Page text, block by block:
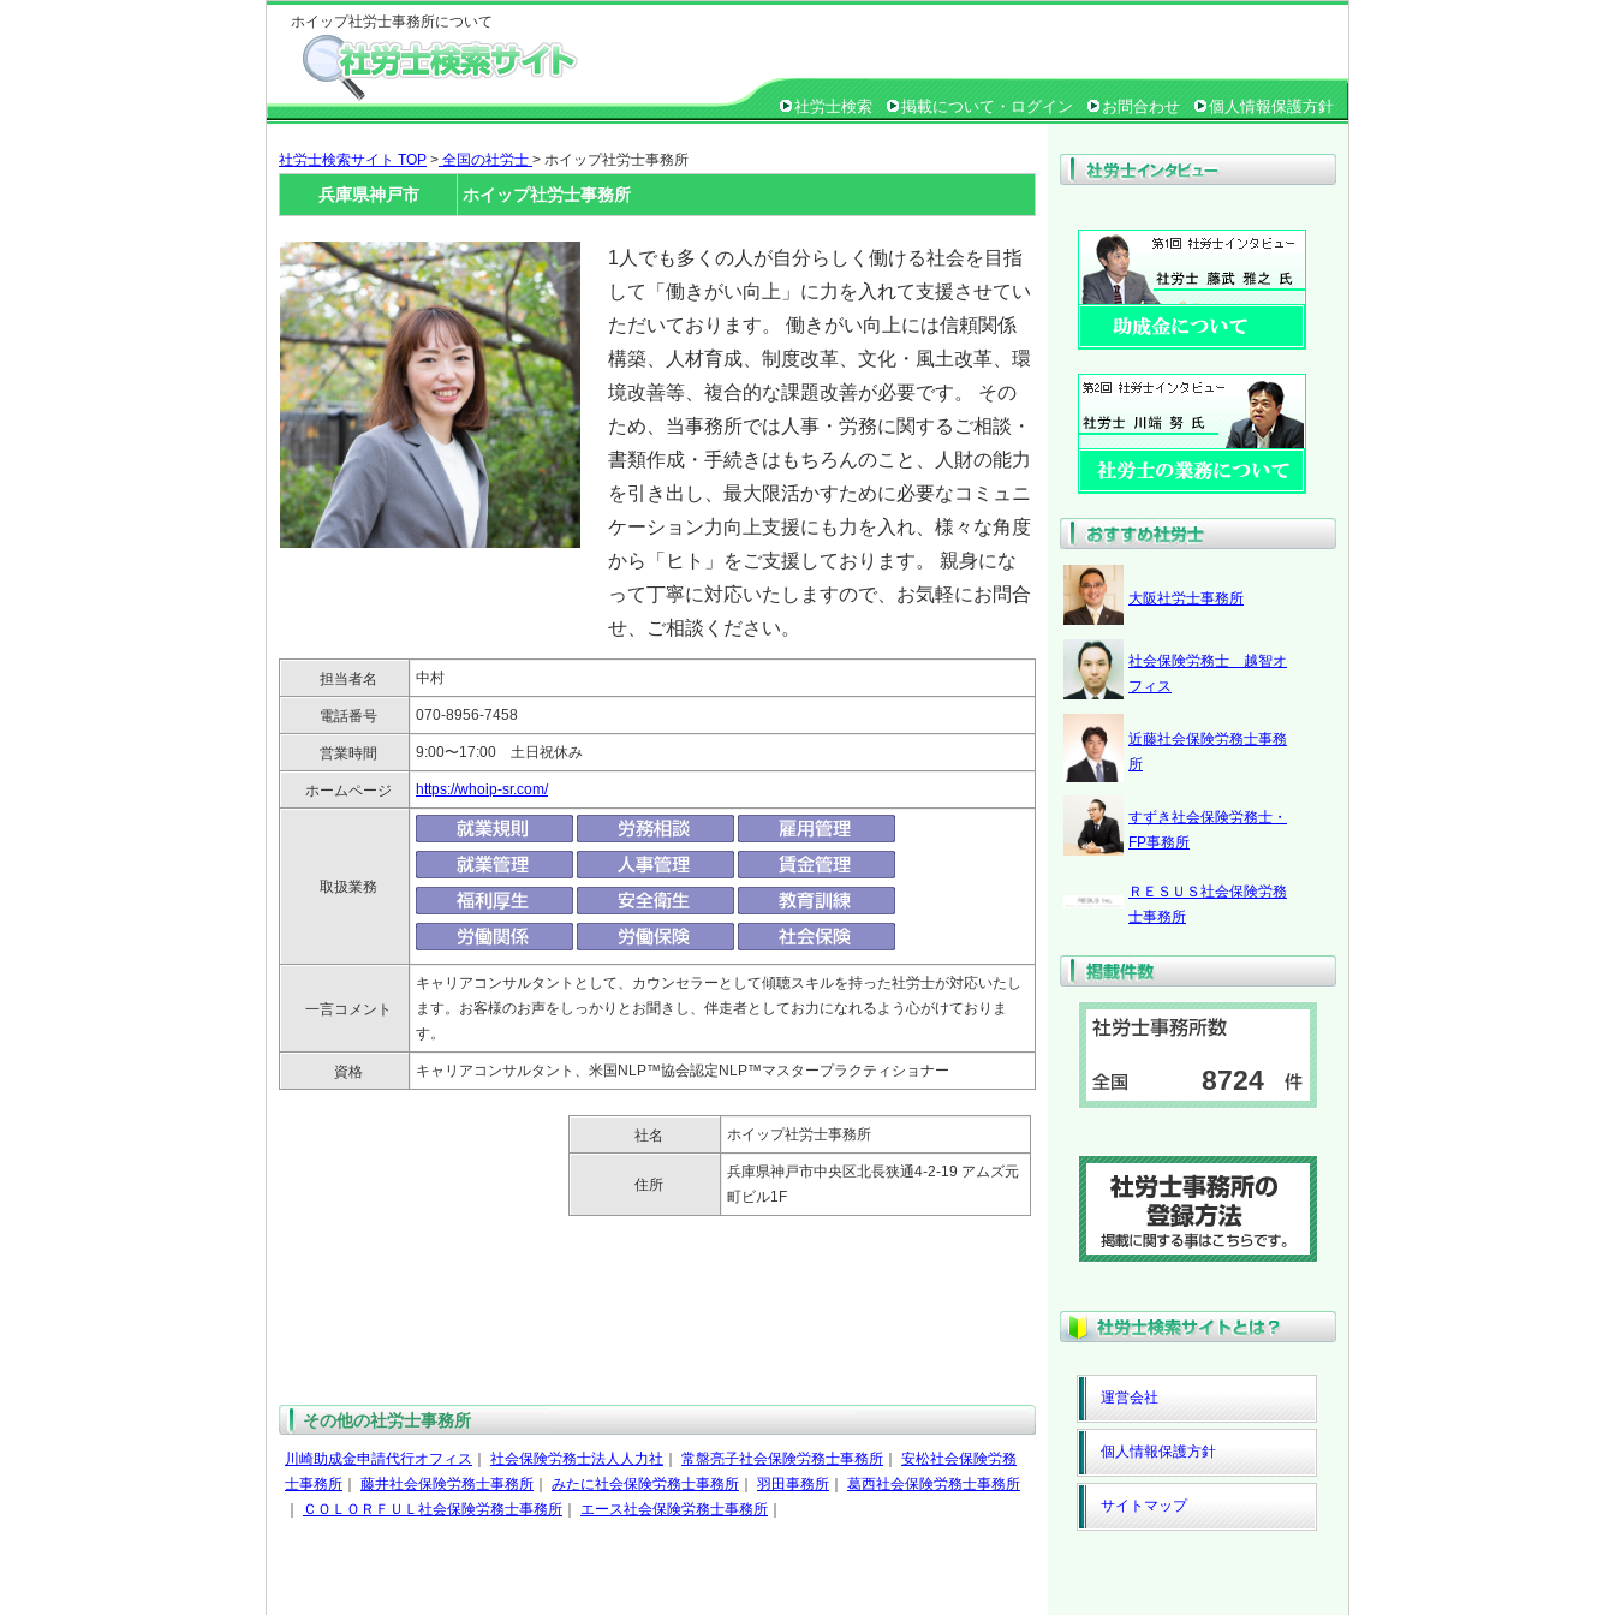
ホイップ社労士事務所について
社労士検索 掲載について・ログイン お問合わせ 個人情報保護方針
社労士検索サイト TOP > 全国の社労士 > ホイップ社労士事務所
兵庫県神戸市 ホイップ社労士事務所
1人でも多くの人が自分らしく働ける社会を目指
して「働きがい向上」に力を入れて支援させてい
ただいております。 働きがい向上には信頼関係
構築、人材育成、制度改革、文化・風土改革、環
境改善等、複合的な課題改善が必要です。 その
ため、当事務所では人事・労務に関するご相談・
書類作成・手続きはもちろんのこと、人財の能力
を引き出し、最大限活かすために必要なコミュニ
ケーション力向上支援にも力を入れ、様々な角度
から「ヒト」をご支援しております。 親身にな
って丁寧に対応いたしますので、お気軽にお問合
せ、ご相談ください。
担当者名 中村
電話番号 070-8956-7458
営業時間 9:00〜17:00 土日祝休み
ホームページ https://whoip-sr.com/
取扱業務
一言コメント
キャリアコンサルタントとして、カウンセラーとして傾聴スキルを持った社労士が対応いたし
ます。お客様のお声をしっかりとお聞きし、伴走者としてお力になれるよう心がけておりま
す。
資格 キャリアコンサルタント、米国NLP™協会認定NLP™マスタープラクティショナー
社名 ホイップ社労士事務所
住所
兵庫県神戸市中央区北長狭通4-2-19 アムズ元
町ビル1F
その他の社労士事務所
川崎助成金申請代行オフィス 社会保険労務士法人人力社 常盤亮子社会保険労務士事務所
安松社会保険労務
士事務所
藤井社会保険労務士事務所 みたに社会保険労務士事務所 羽田事務所
葛西社会保険労務士事務所
ＣＯＬＯＲＦＵＬ社会保険労務士事務所 エース社会保険労務士事務所
大阪社労士事務所
社会保険労務士 越智オ
フィス
近藤社会保険労務士事務
所
すずき社会保険労務士・
FP事務所
ＲＥＳＵＳ社会保険労務
士事務所
8724
運営会社
個人情報保護方針
サイトマップ